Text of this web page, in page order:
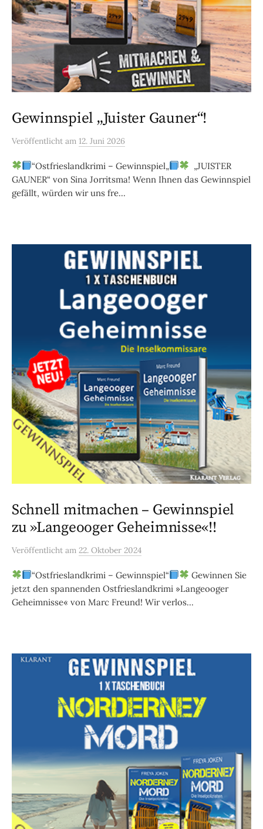
Gewinnspiel „Juister Gauner“!
Veröffentlicht am 12. Juni 2026
“Ostfrieslandkrimi – Gewinnspiel„
„JUISTER
GAUNER“ von Sina Jorritsma! Wenn Ihnen das Gewinnspiel
gefällt, würden wir uns fre...
Schnell mitmachen – Gewinnspiel
zu »Langeooger Geheimnisse«!!
Veröffentlicht am 22. Oktober 2024
“Ostfrieslandkrimi – Gewinnspiel“
Gewinnen Sie
jetzt den spannenden Ostfrieslandkrimi »Langeooger
Geheimnisse« von Marc Freund! Wir verlos...